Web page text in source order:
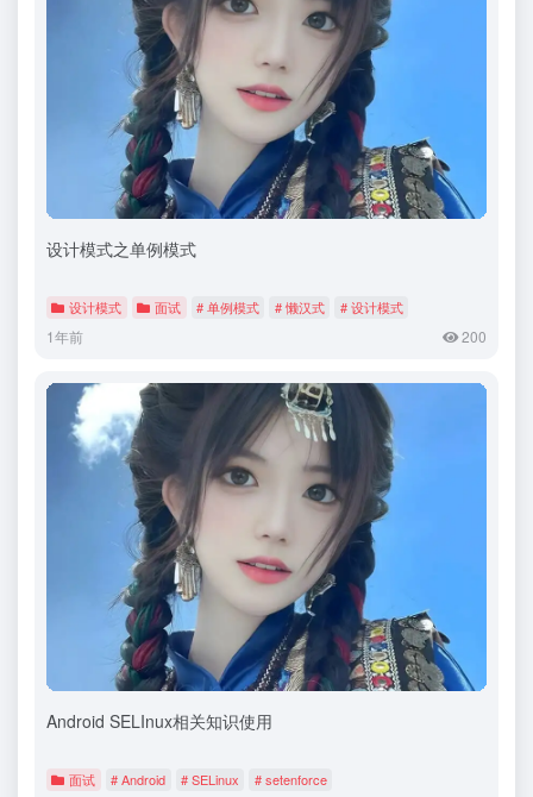
设计模式之单例模式
设计模式 面试 # 单例模式 # 懒汉式 # 设计模式
1年前 200
Android SELInux相关知识使用
面试 # Android # SELinux # setenforce